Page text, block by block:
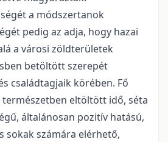
a módszertanok
pedig az adja, hogy hazai
a városi zöldterületek
betöltött szerepét
családtagjaik körében. Fő
eltöltött idő, séta
általánosan pozitív hatású,
sokak számára elérhető,